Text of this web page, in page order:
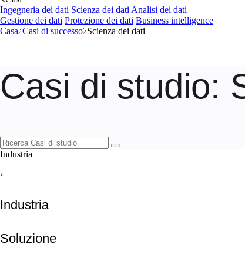
Ingegneria dei dati Scienza dei dati Analisi dei dati
Gestione dei dati Protezione dei dati Business intelligence
Casa Casi di successo Scienza dei dati
Casi di studio:
Industria
›
Industria
Soluzione